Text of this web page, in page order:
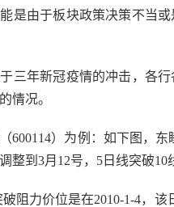
是由于板块政策决策不当
三年新冠疫情的冲击，各
情况。
600114）为例：如下图，
整到3月12号，5日线突破10
阻力价位是在2010-1-4，